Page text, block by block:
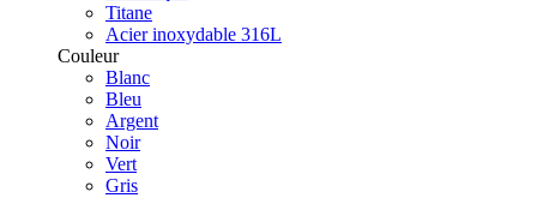
Titane
Acier inoxydable 316L
Couleur
Blanc
Bleu
Argent
Noir
Vert
Gris